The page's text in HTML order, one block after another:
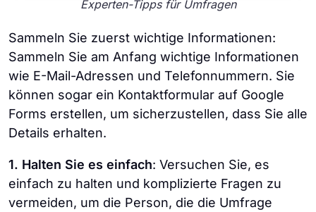
Experten-Tipps für Umfragen
Sammeln Sie zuerst wichtige Informationen:
Sammeln Sie am Anfang wichtige Informationen
wie E-Mail-Adressen und Telefonnummern. Sie
können sogar ein Kontaktformular auf Google
Forms erstellen, um sicherzustellen, dass Sie alle
Details erhalten.
1. Halten Sie es einfach: Versuchen Sie, es
einfach zu halten und komplizierte Fragen zu
vermeiden, um die Person, die die Umfrage